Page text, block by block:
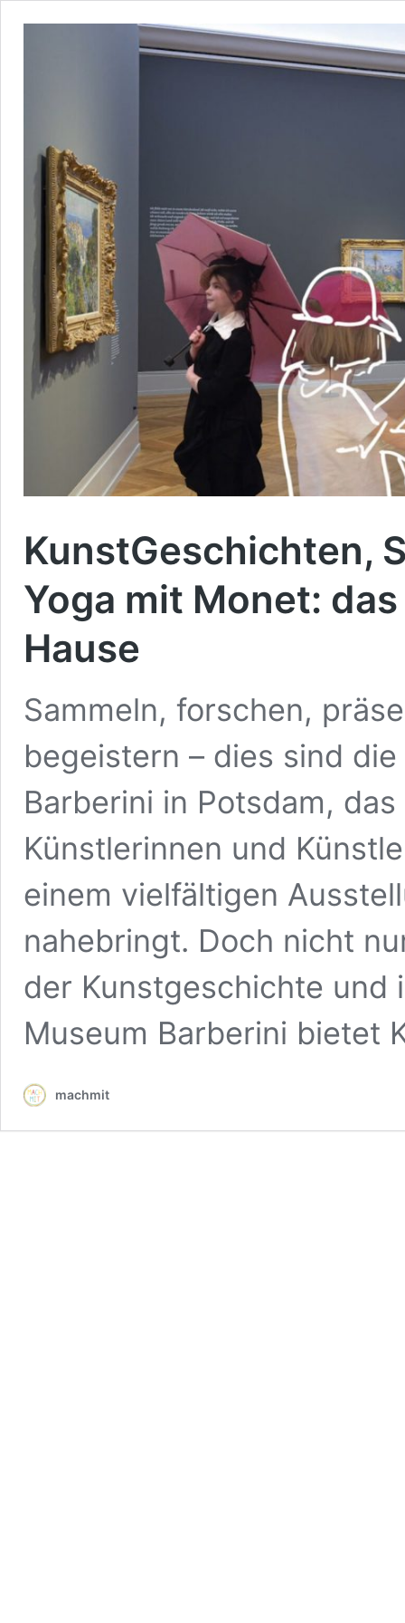
KunstGeschichten,
Yoga mit Monet:
Hause
Sammeln, forschen,
begeistern – dies sind
Barberini in Potsdam,
Künstlerinnen und
einem vielfältigen
nahebringt. Doch nicht
der Kunstgeschichte und
Museum Barberini bietet
machmit